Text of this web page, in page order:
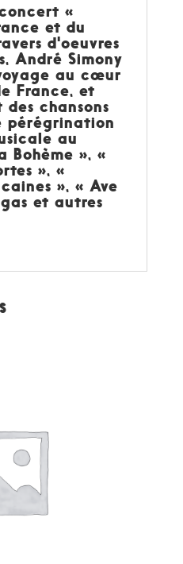
«
et du
d'oeuvres
André Simony
au cœur
France, et
chansons
pérégrination
au
Bohème », «
», «
», « Ave
et autres